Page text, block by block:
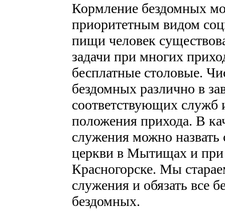
Кормление бездомных
приоритетным видом
пищи человек
задачи при многих
бесплатные столовые.
бездомных различно в
соответствующих служб
положения прихода. В
служения можно
церкви в Мытищах и при
Красногорске. Мы
служения и обязать все
бездомных.